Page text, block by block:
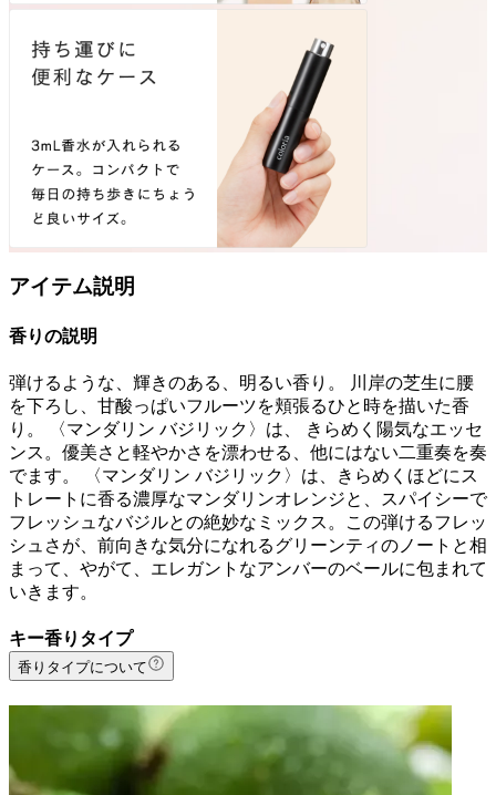
アイテム説明
香りの説明
弾けるような、輝きのある、明るい香り。 川岸の芝生に腰
を下ろし、甘酸っぱいフルーツを頬張るひと時を描いた香
り。 〈マンダリン バジリック〉は、 きらめく陽気なエッセ
ンス。優美さと軽やかさを漂わせる、他にはない二重奏を奏
でます。 〈マンダリン バジリック〉は、きらめくほどにス
トレートに香る濃厚なマンダリンオレンジと、スパイシーで
フレッシュなバジルとの絶妙なミックス。この弾けるフレッ
シュさが、前向きな気分になれるグリーンティのノートと相
まって、やがて、エレガントなアンバーのベールに包まれて
いきます。
キー香りタイプ
香りタイプについて